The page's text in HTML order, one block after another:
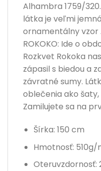
Alhambra 1759/
látka je veľmi
ornamentálny vzor
ROKOKO: Ide o
Rozkvet Rokoka
zápasil s biedou a
závratné sumy.
oblečenia ako
Zamilujete sa na
Šírka: 150 cm
Hmotnosť: 510g/
Oteruvzdornosť: